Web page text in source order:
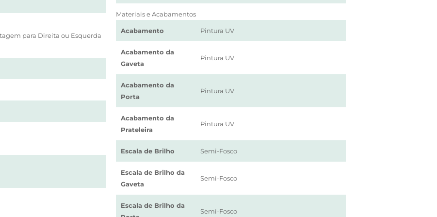
para Direita ou Esquerda
Materiais e Acabamentos
Acabamento Pintura UV
Acabamento da
Gaveta
Pintura UV
Acabamento da
Porta
Pintura UV
Acabamento da
Prateleira
Pintura UV
Escala de Brilho Semi-Fosco
Escala de Brilho da
Gaveta
Semi-Fosco
Escala de Brilho da
Semi-Fosco